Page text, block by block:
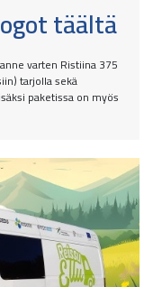
täältä
varten Ristiina 375
tarjolla sekä
paketissa on myös